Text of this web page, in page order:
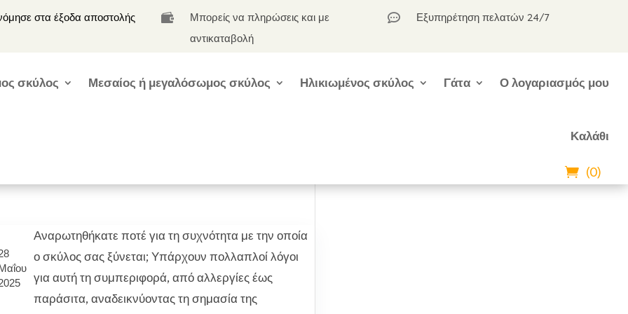
στα έξοδα αποστολής 
Μπορείς να πληρώσεις και με
αντικαταβολή
 Εξυπηρέτηση πελατών 24/7
σκύλος Μεσαίος ή μεγαλόσωμος σκύλος Ηλικιωμένος σκύλος Γάτα Ο λογαριασμός μου
Καλάθι
(0)
Αναρωτηθήκατε ποτέ για τη συχνότητα με την οποία
ο σκύλος σας ξύνεται; Υπάρχουν πολλαπλοί λόγοι
για αυτή τη συμπεριφορά, από αλλεργίες έως
παράσιτα, αναδεικνύοντας τη σημασία της